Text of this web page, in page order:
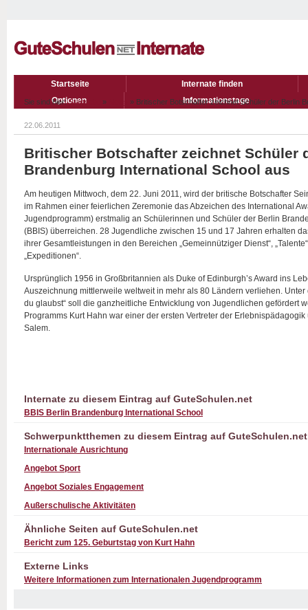
Startseite
Internate finden
Optionen
Informationstage
Sie sind hier:Startseite » » Britischer Botschafter zeichnet Schüler der Berlin
22.06.2011
Britischer Botschafter zeichnet Schüler
Brandenburg International School aus
Am heutigen Mittwoch, dem 22. Juni 2011, wird der britische Botschafter
im Rahmen einer feierlichen Zeremonie das Abzeichen des International
Jugendprogramm) erstmalig an Schülerinnen und Schüler der Berlin
(BBIS) überreichen. 28 Jugendliche zwischen 15 und 17 Jahren erhalten
ihrer Gesamtleistungen in den Bereichen „Gemeinnütziger Dienst“,
„Expeditionen“.
Ursprünglich 1956 in Großbritannien als Duke of Edinburgh’s Award ins
Auszeichnung mittlerweile weltweit in mehr als 80 Ländern verliehen. Unter
du glaubst“ soll die ganzheitliche Entwicklung von Jugendlichen gefördert
Programms Kurt Hahn war einer der ersten Vertreter der
Salem.
Internate zu diesem Eintrag auf GuteSchulen.net
BBIS Berlin Brandenburg International School
Schwerpunktthemen zu diesem Eintrag auf GuteSchulen.net
Internationale Ausrichtung
Angebot Sport
Angebot Soziales Engagement
Außerschulische Aktivitäten
Ähnliche Seiten auf GuteSchulen.net
Bericht zum 125. Geburtstag von Kurt Hahn
Externe Links
Weitere Informationen zum Internationalen Jugendprogramm